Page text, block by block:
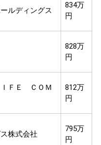
ルディングス
834万
円
828万
円
ＦＥ ＣＯＭ
812万
円
株式会社
795万
円